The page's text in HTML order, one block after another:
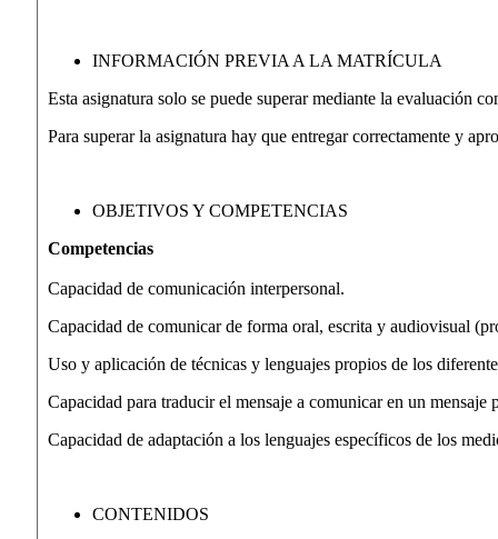
INFORMACIÓN PREVIA A LA MATRÍCULA
Esta asignatura solo se puede superar mediante la evaluación
Para superar la asignatura hay que entregar correctamente y
OBJETIVOS Y COMPETENCIAS
Competencias
Capacidad de comunicación interpersonal.
Capacidad de comunicar de forma oral, escrita y audiovisual
Uso y aplicación de técnicas y lenguajes propios de los
Capacidad para traducir el mensaje a comunicar en un mensaje
Capacidad de adaptación a los lenguajes específicos de los
CONTENIDOS